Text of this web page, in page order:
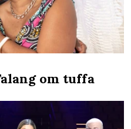
om tuffa